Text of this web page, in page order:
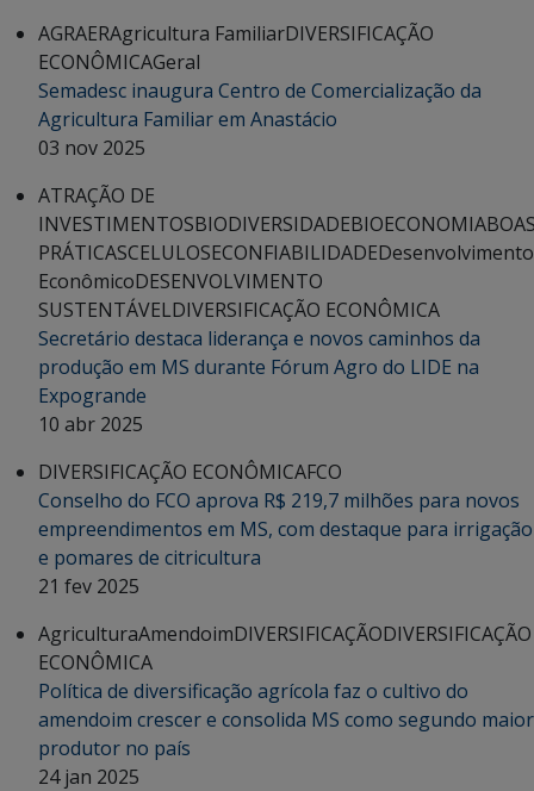
AGRAERAgricultura FamiliarDIVERSIFICAÇÃO
ECONÔMICAGeral
Semadesc inaugura Centro de Comercialização da
Agricultura Familiar em Anastácio
03 nov 2025
ATRAÇÃO DE
INVESTIMENTOSBIODIVERSIDADEBIOECONOMIA
PRÁTICASCELULOSECONFIABILIDADEDesenvolvimento
EconômicoDESENVOLVIMENTO
SUSTENTÁVELDIVERSIFICAÇÃO ECONÔMICA
Secretário destaca liderança e novos caminhos da
produção em MS durante Fórum Agro do LIDE na
Expogrande
10 abr 2025
DIVERSIFICAÇÃO ECONÔMICAFCO
Conselho do FCO aprova R$ 219,7 milhões para novos
empreendimentos em MS, com destaque para irrigação
e pomares de citricultura
21 fev 2025
AgriculturaAmendoimDIVERSIFICAÇÃODIVERSIFICAÇÃO
ECONÔMICA
Política de diversificação agrícola faz o cultivo do
amendoim crescer e consolida MS como segundo maior
produtor no país
24 jan 2025